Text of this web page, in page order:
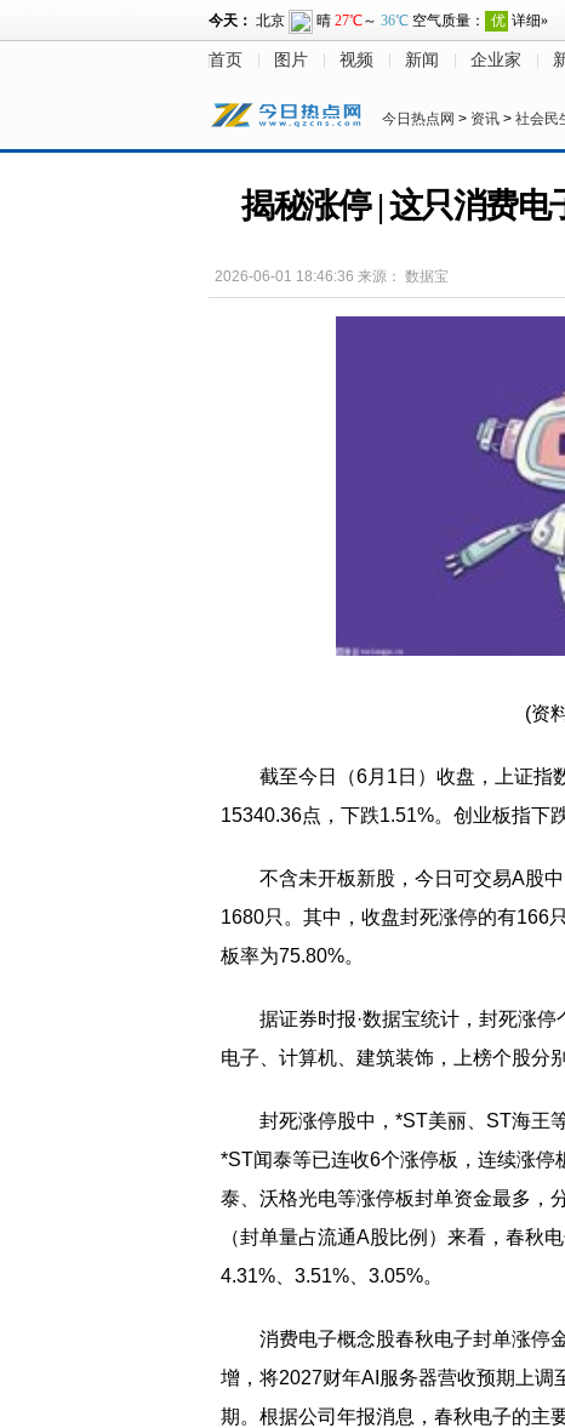
首页 图片 视频 新闻 企业家
今日热点网 > 资讯 > 社会民
揭秘涨停 | 这只消费
2026-06-01 18:46:36 来源： 数据宝
(资
截至今日（6月1日）收盘，上证指
15340.36点，下跌1.51%。创业板指下
不含未开板新股，今日可交易A股
1680只。其中，收盘封死涨停的有166
板率为75.80%。
据证券时报·数据宝统计，封死涨
电子、计算机、建筑装饰，上榜个股分
封死涨停股中，*ST美丽、ST海王
*ST闻泰等已连收6个涨停板，连续涨
泰、沃格光电等涨停板封单资金最多，
（封单量占流通A股比例）来看，春秋
4.31%、3.51%、3.05%。
消费电子概念股春秋电子封单涨停
增，将2027财年AI服务器营收预期上调
期。根据公司年报消息，春秋电子的主